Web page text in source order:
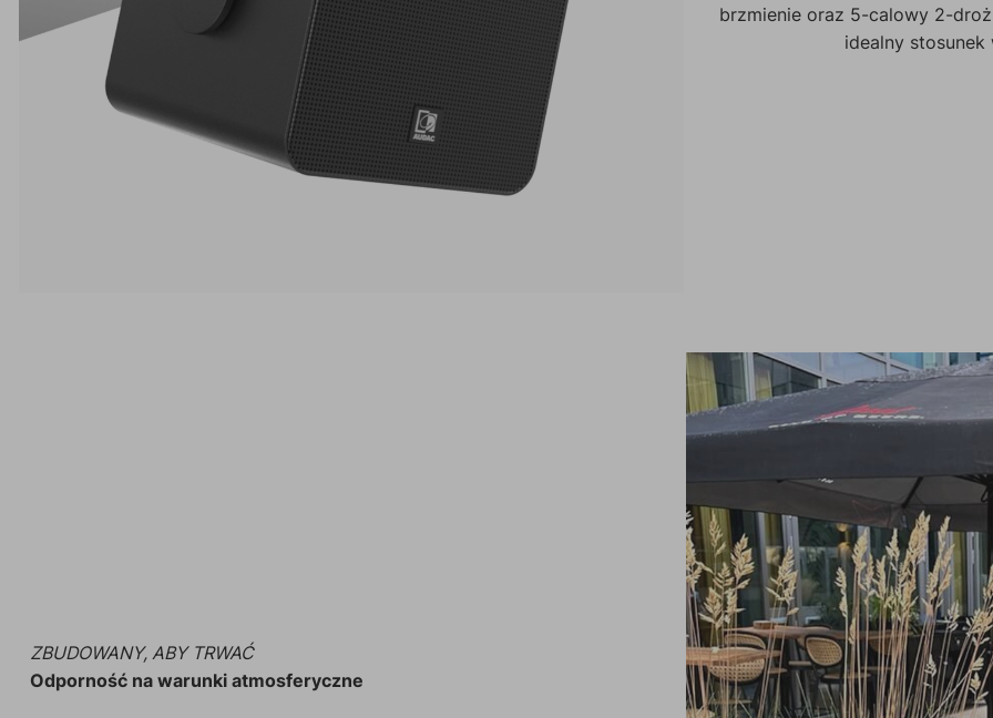
brzmienie oraz 5-calowy 2-
idealny
ZBUDOWANY, ABY TRWAĆ
Odporność na warunki atmosferyczne